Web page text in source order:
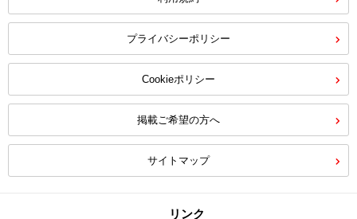
プライバシーポリシー
Cookieポリシー
掲載ご希望の方へ
サイトマップ
リンク